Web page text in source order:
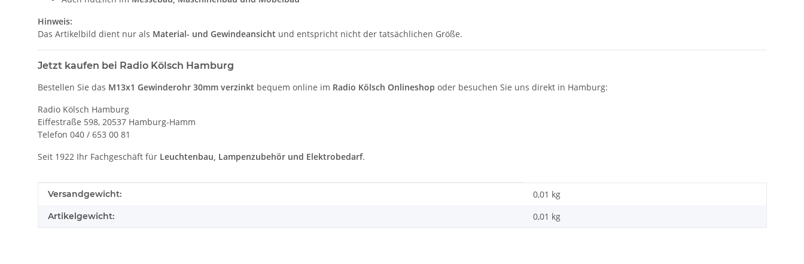
Hinweis:
Das Artikelbild dient nur als Material- und Gewindeansicht und entspricht nicht der tatsächlichen Größe.
Jetzt kaufen bei Radio Kölsch Hamburg
Bestellen Sie das M13x1 Gewinderohr 30mm verzinkt bequem online im Radio Kölsch Onlineshop oder besuchen Sie uns direkt in Hamburg:
Radio Kölsch Hamburg
Eiffestraße 598, 20537 Hamburg-Hamm
Telefon 040 / 653 00 81
Seit 1922 Ihr Fachgeschäft für Leuchtenbau, Lampenzubehör und Elektrobedarf.
Produkteigenschaft
Wert
Versandgewicht: 0,01 kg
Artikelgewicht: 0,01 kg